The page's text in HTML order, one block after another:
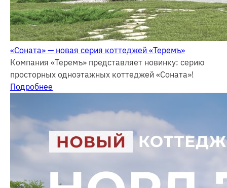
«Соната» — новая серия коттеджей «Теремъ»
Компания «Теремъ» представляет новинку: серию
просторных одноэтажных коттеджей «Соната»!
Подробнее